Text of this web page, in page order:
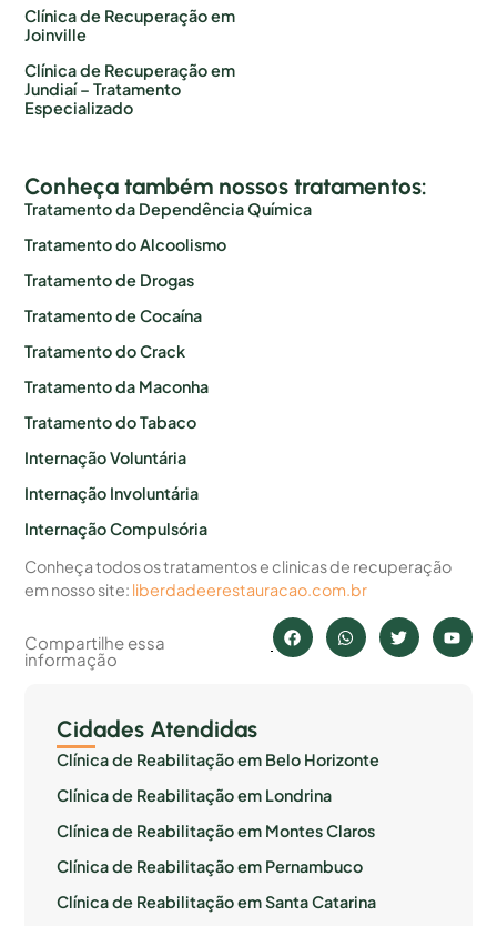
Clínica de Recuperação em
Joinville
Clínica de Recuperação em
Jundiaí – Tratamento
Especializado
Conheça também nossos tratamentos:
Tratamento da Dependência Química
Tratamento do Alcoolismo
Tratamento de Drogas
Tratamento de Cocaína
Tratamento do Crack
Tratamento da Maconha
Tratamento do Tabaco
Internação Voluntária
Internação Involuntária
Internação Compulsória
Conheça todos os tratamentos e clinicas de recuperação
em nosso site: liberdadeerestauracao.com.br
Compartilhe essa
informação
Cidades Atendidas
Clínica de Reabilitação em Belo Horizonte
Clínica de Reabilitação em Londrina
Clínica de Reabilitação em Montes Claros
Clínica de Reabilitação em Pernambuco
Clínica de Reabilitação em Santa Catarina